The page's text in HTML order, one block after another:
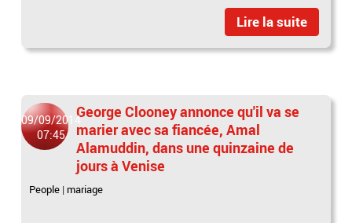
Lire la suite
09/09/2014
07:45
George Clooney annonce qu'il va se
marier avec sa fiancée, Amal
Alamuddin, dans une quinzaine de
jours à Venise
People | mariage